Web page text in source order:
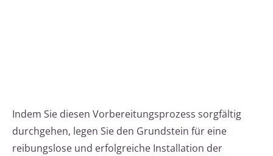
Indem Sie diesen Vorbereitungsprozess sorgfältig
durchgehen, legen Sie den Grundstein für eine
reibungslose und erfolgreiche Installation der